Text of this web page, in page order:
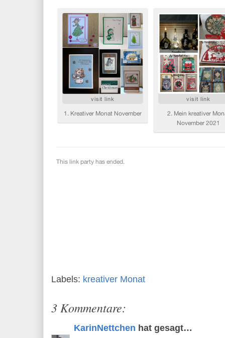
Labels: kreativer Monat
3 Kommentare:
KarinNettchen hat gesagt…